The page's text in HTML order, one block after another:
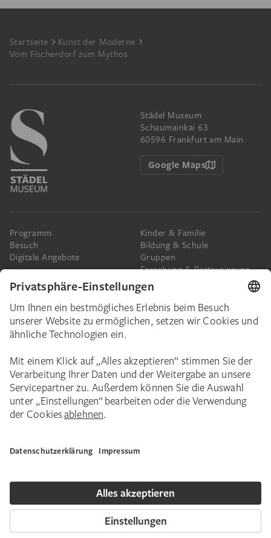
Footer
Startseite
Kunst der Moderne
Vom Fischerdorf zum Mythos
Städel Museum
Schaumainkai 63
60596 Frankfurt am Main
Google Maps
Programm
Besuch
Digitale Angebote
Kinder & Familie
Bildung & Schule
Gruppen
Forschung & Restaurierung
Presse
Das Städel
Spenden
Schenkungen & Nachlass
Corporate Events
Städelverein
Karriere
Städel Stories
Newsletter
DatenschutzPrivatsphäreBildnachweise
Hausordnung
Copyright © 2026 Städel Museum. Alle Rechte vorbehalten.